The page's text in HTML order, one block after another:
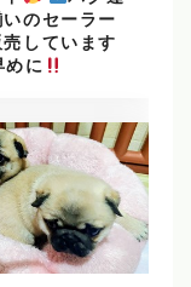
いのセーラー
売しています
めに